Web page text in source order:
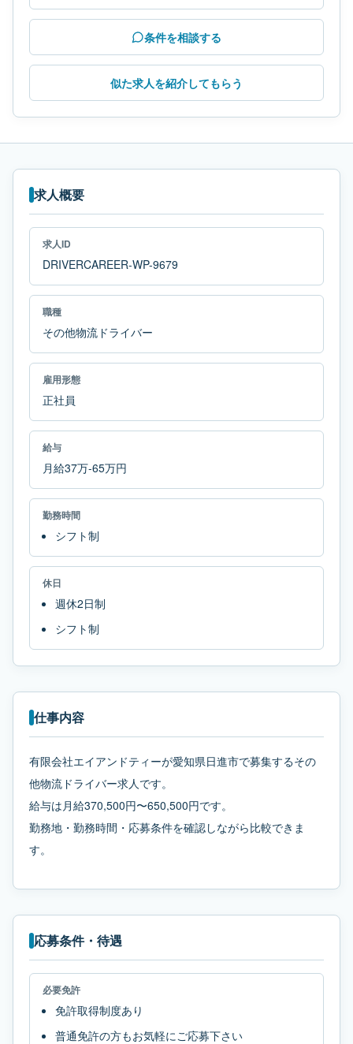
条件を相談する
似た求人を紹介してもらう
求人概要
求人ID
DRIVERCAREER-WP-9679
職種
その他物流ドライバー
雇用形態
正社員
給与
月給37万-65万円
勤務時間
シフト制
休日
週休2日制
シフト制
仕事内容
有限会社エイアンドティーが愛知県日進市で募集するその
他物流ドライバー求人です。
給与は月給370,500円〜650,500円です。
勤務地・勤務時間・応募条件を確認しながら比較できま
す。
応募条件・待遇
必要免許
免許取得制度あり
普通免許の方もお気軽にご応募下さい